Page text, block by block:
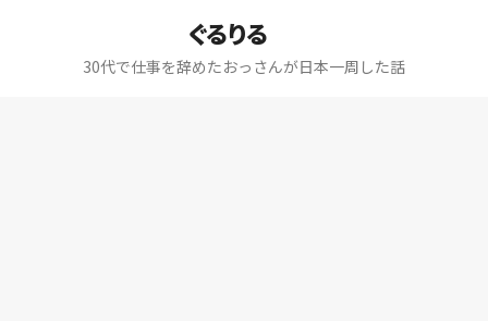
ぐるりる
30代で仕事を辞めたおっさんが日本一周した話